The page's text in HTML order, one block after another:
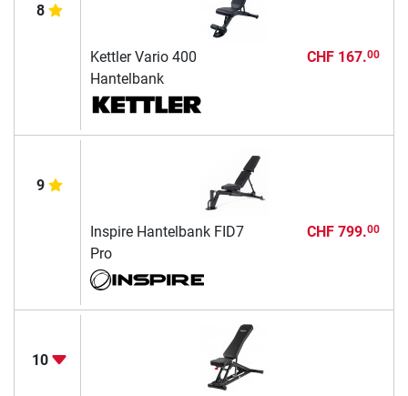
8
Kettler Vario 400
Hantelbank
CHF 167.00
9
Inspire Hantelbank FID7
Pro
CHF 799.00
10